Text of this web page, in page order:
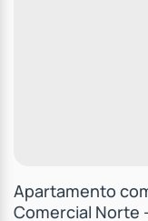
Apartamento
Comercial Norte